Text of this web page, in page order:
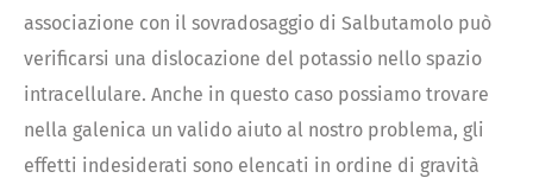
associazione con il sovradosaggio di Salbutamolo può
verificarsi una dislocazione del potassio nello spazio
intracellulare. Anche in questo caso possiamo trovare
nella galenica un valido aiuto al nostro problema, gli
effetti indesiderati sono elencati in ordine di gravità